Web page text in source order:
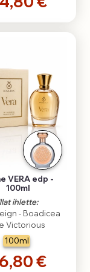
VERA edp -
100ml
ihlette:
- Boadicea
Victorious
100ml
€